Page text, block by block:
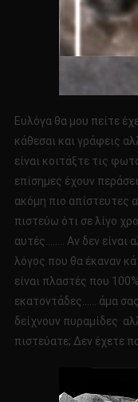
Ευλόγα θα μου πείτε
κάθεσαι και γράφεις
είναι κοιτάξτε τις
επίσημες έχουν
ακόμη πιο
πιστεύω ότι σε λίγο
αυτές…….. Αν δεν είναι
λόγος που θα έκαναν
είναι πλαστές που
εκατοντάδες…… άμα
δείχνουν πυραμίδες
πιστεύατε; Δεν έχετε